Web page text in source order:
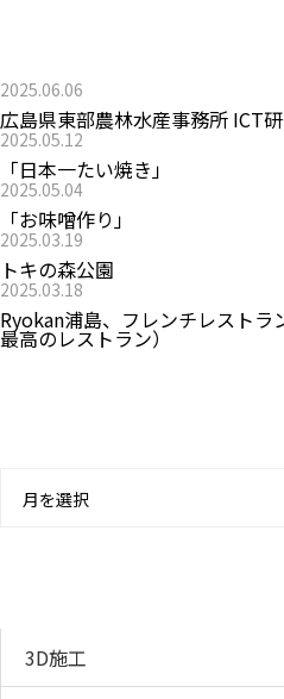
2025.06.06
広島県東部農林水産事務所 ICT
2025.05.12
「日本一たい焼き」
2025.05.04
「お味噌作り」
2025.03.19
トキの森公園
2025.03.18
Ryokan浦島、フレンチレスト
最高のレストラン）
月を選択
3D施工